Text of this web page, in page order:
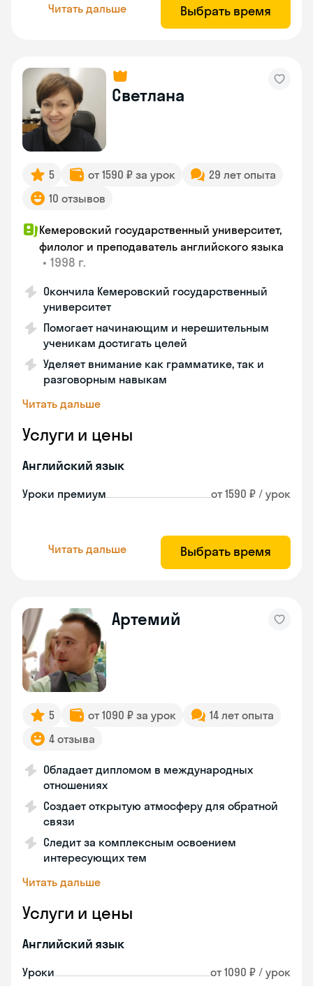
Читать дальше Выбрать время
Светлана
5 от 1590 ₽ за урок
29 лет опыта
10 отзывов
Кемеровский государственный университет,
филолог и преподаватель английского языка
• 1998 г.
Окончила Кемеровский государственный
университет
Помогает начинающим и нерешительным
ученикам достигать целей
Уделяет внимание как грамматике, так и
разговорным навыкам
Читать дальше
Услуги и цены
Английский язык
Уроки премиум от 1590 ₽ / урок
Читать дальше Выбрать время
Артемий
5 от 1090 ₽ за урок
14 лет опыта
4 отзыва
Обладает дипломом в международных
отношениях
Создает открытую атмосферу для обратной
связи
Следит за комплексным освоением
интересующих тем
Читать дальше
Услуги и цены
Английский язык
Уроки от 1090 ₽ / урок